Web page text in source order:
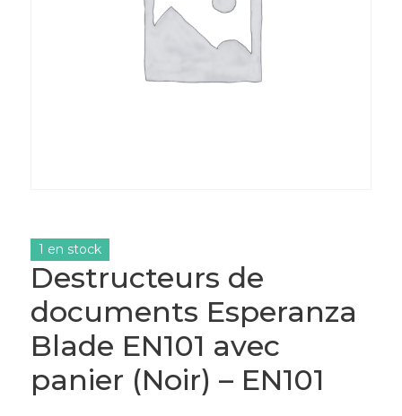
Destructeurs de
documents Esperanza
Blade EN101 avec
panier (Noir) – EN101
1 en stock